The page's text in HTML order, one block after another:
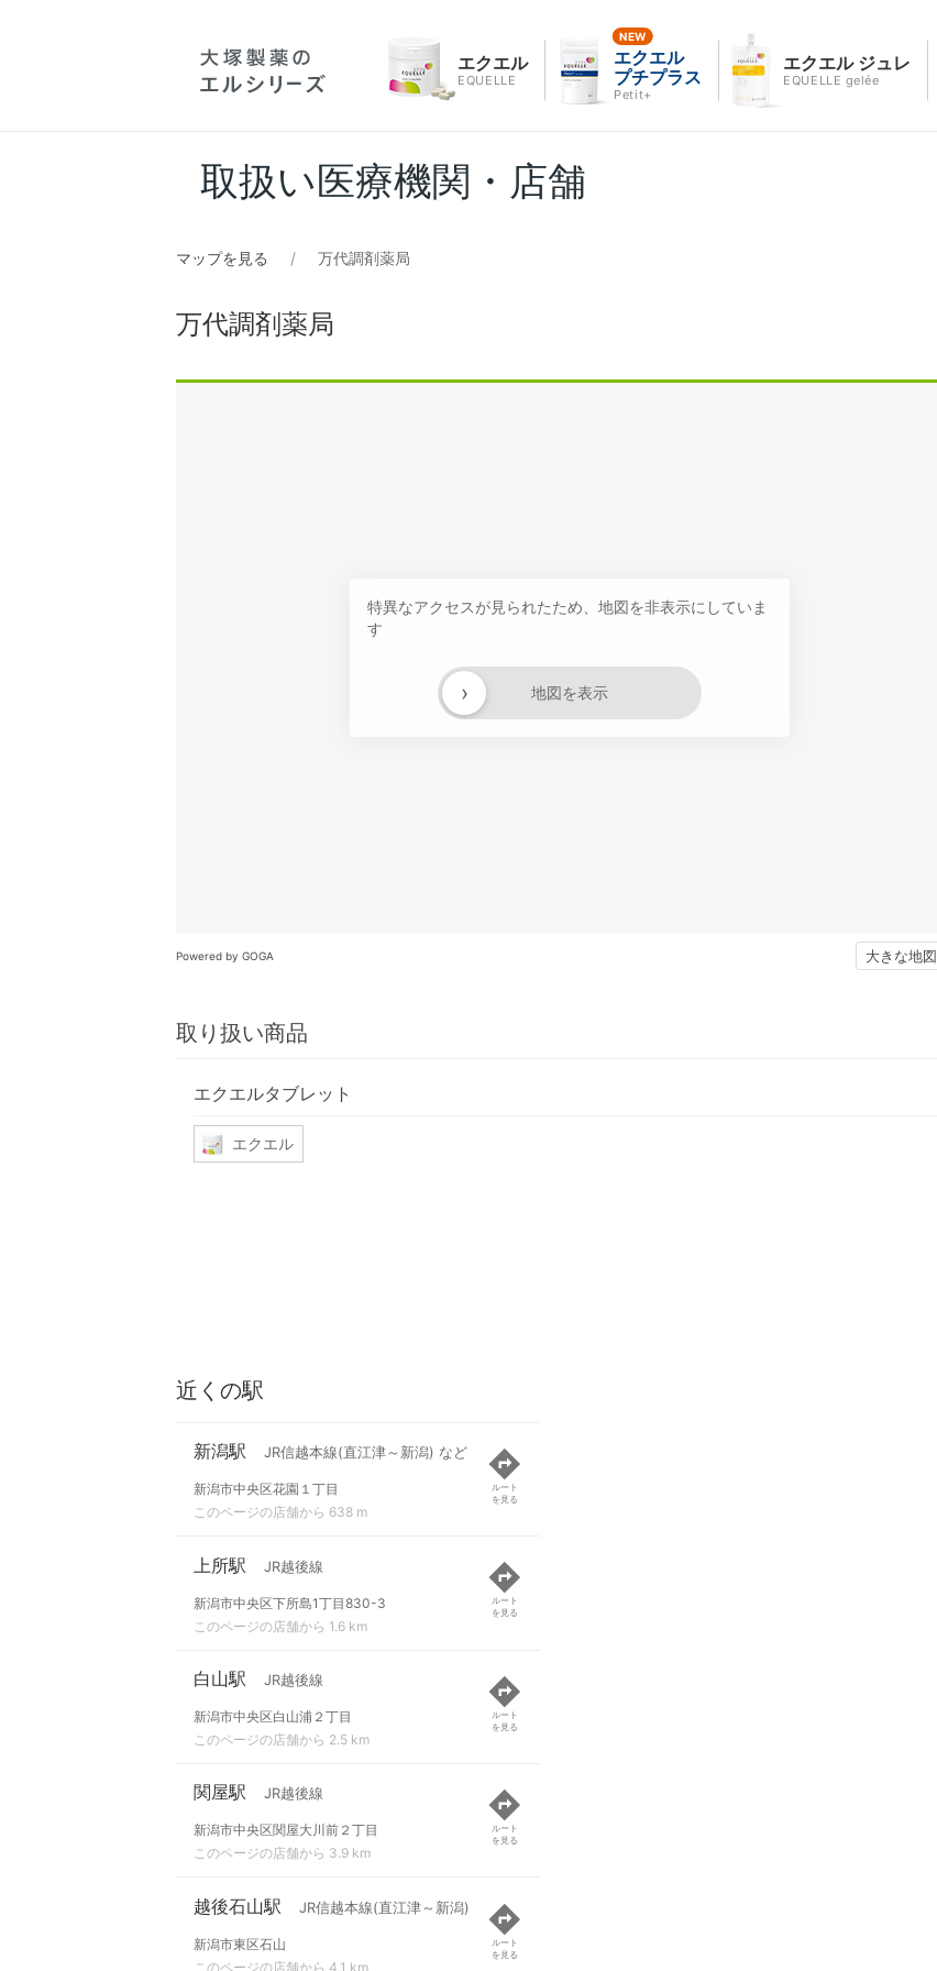
エクエル
EQUELLE
エクエル
プチプラス
Petit+
エクエル ジュレ
EQUELLE gelée
取扱い医療機関・店舗
マップを見る 万代調剤薬局
万代調剤薬局
特異なアクセスが見られたため、地図を非表示にしていま
す
地図を表示
›
Powered by GOGA 大きな地図
取り扱い商品
エクエルタブレット
エクエル
近くの駅
新潟駅 JR信越本線(直江津～新潟) など
新潟市中央区花園１丁目
このページの店舗から 638 m
ルート
を見る
上所駅 JR越後線
新潟市中央区下所島1丁目830-3
このページの店舗から 1.6 km
ルート
を見る
白山駅 JR越後線
新潟市中央区白山浦２丁目
このページの店舗から 2.5 km
ルート
を見る
関屋駅 JR越後線
新潟市中央区関屋大川前２丁目
このページの店舗から 3.9 km
ルート
を見る
越後石山駅 JR信越本線(直江津～新潟)
新潟市東区石山
このページの店舗から 4.1 km
ルート
を見る